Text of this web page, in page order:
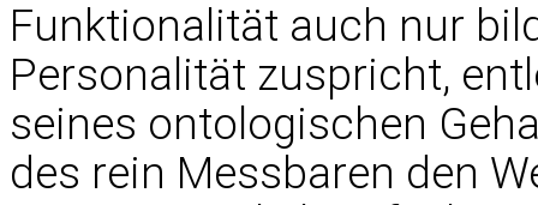
Funktionalität auch nur
Personalität zuspricht,
seines ontologischen
des rein Messbaren den